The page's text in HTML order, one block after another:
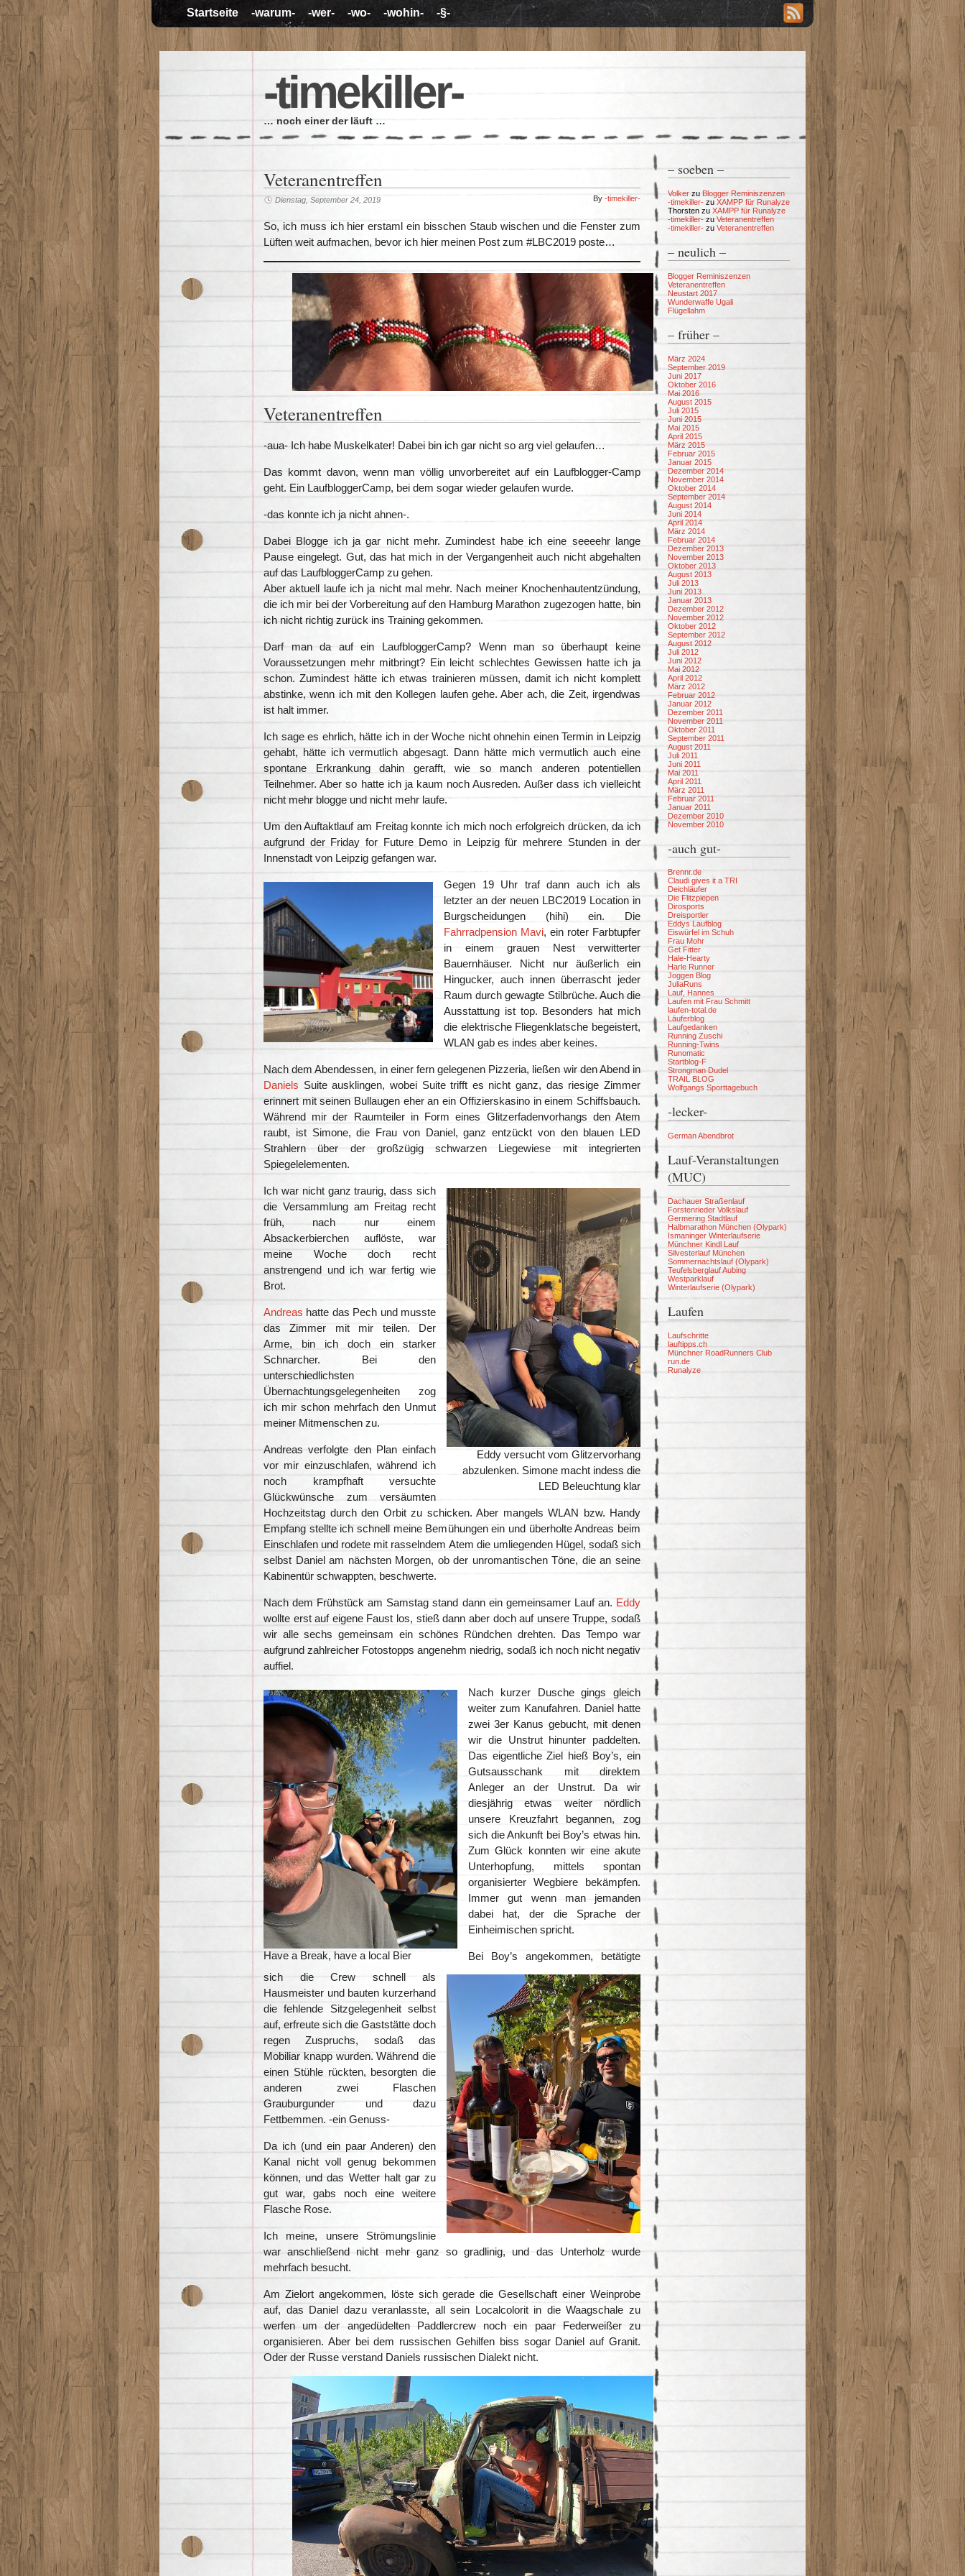
Startseite -warum- -wer- -wo- -wohin- -§-
-timekiller-
… noch einer der läuft …
Veteranentreffen
By -timekiller-
Dienstag, September 24, 2019
So, ich muss ich hier erstaml ein bisschen Staub wischen und die Fenster zum
Lüften weit aufmachen, bevor ich hier meinen Post zum #LBC2019 poste…
Veteranentreffen
-aua- Ich habe Muskelkater! Dabei bin ich gar nicht so arg viel gelaufen…
Das kommt davon, wenn man völlig unvorbereitet auf ein Laufblogger-Camp
geht. Ein LaufbloggerCamp, bei dem sogar wieder gelaufen wurde.
-das konnte ich ja nicht ahnen-.
Dabei Blogge ich ja gar nicht mehr. Zumindest habe ich eine seeeehr lange
Pause eingelegt. Gut, das hat mich in der Vergangenheit auch nicht abgehalten
auf das LaufbloggerCamp zu gehen.
Aber aktuell laufe ich ja nicht mal mehr. Nach meiner Knochenhautentzündung,
die ich mir bei der Vorbereitung auf den Hamburg Marathon zugezogen hatte, bin
ich nicht richtig zurück ins Training gekommen.
Darf man da auf ein LaufbloggerCamp? Wenn man so überhaupt keine
Voraussetzungen mehr mitbringt? Ein leicht schlechtes Gewissen hatte ich ja
schon. Zumindest hätte ich etwas trainieren müssen, damit ich nicht komplett
abstinke, wenn ich mit den Kollegen laufen gehe. Aber ach, die Zeit, irgendwas
ist halt immer.
Ich sage es ehrlich, hätte ich in der Woche nicht ohnehin einen Termin in Leipzig
gehabt, hätte ich vermutlich abgesagt. Dann hätte mich vermutlich auch eine
spontane Erkrankung dahin gerafft, wie so manch anderen potentiellen
Teilnehmer. Aber so hatte ich ja kaum noch Ausreden. Außer dass ich vielleicht
nicht mehr blogge und nicht mehr laufe.
Um den Auftaktlauf am Freitag konnte ich mich noch erfolgreich drücken, da ich
aufgrund der Friday for Future Demo in Leipzig für mehrere Stunden in der
Innenstadt von Leipzig gefangen war.
Gegen 19 Uhr traf dann auch ich als
letzter an der neuen LBC2019 Location in
Burgscheidungen (hihi) ein. Die
Fahrradpension Mavi, ein roter Farbtupfer
in einem grauen Nest verwitterter
Bauernhäuser. Nicht nur äußerlich ein
Hingucker, auch innen überrascht jeder
Raum durch gewagte Stilbrüche. Auch die
Ausstattung ist top. Besonders hat mich
die elektrische Fliegenklatsche begeistert,
WLAN gab es indes aber keines.
Nach dem Abendessen, in einer fern gelegenen Pizzeria, ließen wir den Abend in
Daniels Suite ausklingen, wobei Suite trifft es nicht ganz, das riesige Zimmer
erinnert mit seinen Bullaugen eher an ein Offizierskasino in einem Schiffsbauch.
Während mir der Raumteiler in Form eines Glitzerfadenvorhangs den Atem
raubt, ist Simone, die Frau von Daniel, ganz entzückt von den blauen LED
Strahlern über der großzügig schwarzen Liegewiese mit integrierten
Spiegelelementen.
Eddy versucht vom Glitzervorhang
abzulenken. Simone macht indess die
LED Beleuchtung klar
Ich war nicht ganz traurig, dass sich
die Versammlung am Freitag recht
früh, nach nur einem
Absackerbierchen auflöste, war
meine Woche doch recht
anstrengend und ich war fertig wie
Brot.
Andreas hatte das Pech und musste
das Zimmer mit mir teilen. Der
Arme, bin ich doch ein starker
Schnarcher. Bei den
unterschiedlichsten
Übernachtungsgelegenheiten zog
ich mir schon mehrfach den Unmut
meiner Mitmenschen zu.
Andreas verfolgte den Plan einfach
vor mir einzuschlafen, während ich
noch krampfhaft versuchte
Glückwünsche zum versäumten
Hochzeitstag durch den Orbit zu schicken. Aber mangels WLAN bzw. Handy
Empfang stellte ich schnell meine Bemühungen ein und überholte Andreas beim
Einschlafen und rodete mit rasselndem Atem die umliegenden Hügel, sodaß sich
selbst Daniel am nächsten Morgen, ob der unromantischen Töne, die an seine
Kabinentür schwappten, beschwerte.
Nach dem Frühstück am Samstag stand dann ein gemeinsamer Lauf an. Eddy
wollte erst auf eigene Faust los, stieß dann aber doch auf unsere Truppe, sodaß
wir alle sechs gemeinsam ein schönes Ründchen drehten. Das Tempo war
aufgrund zahlreicher Fotostopps angenehm niedrig, sodaß ich noch nicht negativ
auffiel.
Have a Break, have a local Bier
Nach kurzer Dusche gings gleich
weiter zum Kanufahren. Daniel hatte
zwei 3er Kanus gebucht, mit denen
wir die Unstrut hinunter paddelten.
Das eigentliche Ziel hieß Boy’s, ein
Gutsausschank mit direktem
Anleger an der Unstrut. Da wir
diesjährig etwas weiter nördlich
unsere Kreuzfahrt begannen, zog
sich die Ankunft bei Boy’s etwas hin.
Zum Glück konnten wir eine akute
Unterhopfung, mittels spontan
organisierter Wegbiere bekämpfen.
Immer gut wenn man jemanden
dabei hat, der die Sprache der
Einheimischen spricht.
Bei Boy’s angekommen, betätigte
sich die Crew schnell als
Hausmeister und bauten kurzerhand
die fehlende Sitzgelegenheit selbst
auf, erfreute sich die Gaststätte doch
regen Zuspruchs, sodaß das
Mobiliar knapp wurden. Während die
einen Stühle rückten, besorgten die
anderen zwei Flaschen
Grauburgunder und dazu
Fettbemmen. -ein Genuss-
Da ich (und ein paar Anderen) den
Kanal nicht voll genug bekommen
können, und das Wetter halt gar zu
gut war, gabs noch eine weitere
Flasche Rose.
Ich meine, unsere Strömungslinie
war anschließend nicht mehr ganz so gradlinig, und das Unterholz wurde
mehrfach besucht.
Am Zielort angekommen, löste sich gerade die Gesellschaft einer Weinprobe
auf, das Daniel dazu veranlasste, all sein Localcolorit in die Waagschale zu
werfen um der angedüdelten Paddlercrew noch ein paar Federweißer zu
organisieren. Aber bei dem russischen Gehilfen biss sogar Daniel auf Granit.
Oder der Russe verstand Daniels russischen Dialekt nicht.
– soeben –
Volker zu Blogger Reminiszenzen
-timekiller- zu XAMPP für Runalyze
Thorsten zu XAMPP für Runalyze
-timekiller- zu Veteranentreffen
-timekiller- zu Veteranentreffen
– neulich –
Blogger Reminiszenzen
Veteranentreffen
Neustart 2017
Wunderwaffe Ugali
Flügellahm
– früher –
März 2024
September 2019
Juni 2017
Oktober 2016
Mai 2016
August 2015
Juli 2015
Juni 2015
Mai 2015
April 2015
März 2015
Februar 2015
Januar 2015
Dezember 2014
November 2014
Oktober 2014
September 2014
August 2014
Juni 2014
April 2014
März 2014
Februar 2014
Dezember 2013
November 2013
Oktober 2013
August 2013
Juli 2013
Juni 2013
Januar 2013
Dezember 2012
November 2012
Oktober 2012
September 2012
August 2012
Juli 2012
Juni 2012
Mai 2012
April 2012
März 2012
Februar 2012
Januar 2012
Dezember 2011
November 2011
Oktober 2011
September 2011
August 2011
Juli 2011
Juni 2011
Mai 2011
April 2011
März 2011
Februar 2011
Januar 2011
Dezember 2010
November 2010
-auch gut-
Brennr.de
Claudi gives it a TRI
Deichläufer
Die Flitzpiepen
Dirosports
Dreisportler
Eddys Laufblog
Eiswürfel im Schuh
Frau Mohr
Get Fitter
Hale-Hearty
Harle Runner
Joggen Blog
JuliaRuns
Lauf, Hannes
Laufen mit Frau Schmitt
laufen-total.de
Läuferblog
Laufgedanken
Running Zuschi
Running-Twins
Runomatic
Startblog-F
Strongman Dudel
TRAIL BLOG
Wolfgangs Sporttagebuch
-lecker-
German Abendbrot
Lauf-Veranstaltungen
(MUC)
Dachauer Straßenlauf
Forstenrieder Volkslauf
Germering Stadtlauf
Halbmarathon München (Olypark)
Ismaninger Winterlaufserie
Münchner Kindl Lauf
Silvesterlauf München
Sommernachtslauf (Olypark)
Teufelsberglauf Aubing
Westparklauf
Winterlaufserie (Olypark)
Laufen
Laufschritte
lauftipps.ch
Münchner RoadRunners Club
run.de
Runalyze